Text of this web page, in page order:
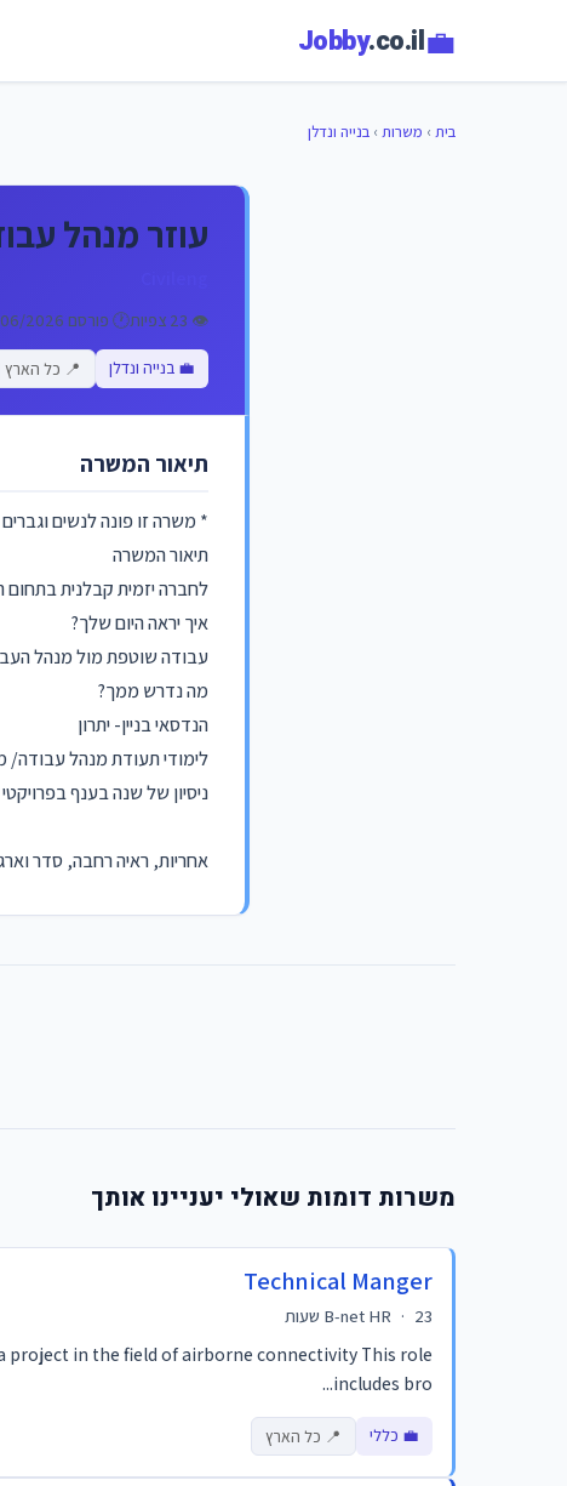
💼
Jobby.co.il
בית › משרות › בנייה ונדלן
עוזר מנהל
👁️ 23 צפיות 🕐 פורסם 02/06/2026
💼 בנייה ונדלן 📍 כל הארץ
תיאור המשרה
* משרה זו פונה לנשים
תיאור המשרה
לחברה יזמית קבלנית בתחום
איך יראה היום שלך?
עבודה שוטפת מול מנהל
מה נדרש ממך?
הנדסאי בניין- יתרון
לימודי תעודת מנהל עבודה/
ניסיון של שנה בענף
אחריות, ראיה רחבה, סדר
משרות דומות שאולי יעניינו אותך
Technical Manger
B-net HR · 23 שעות
project in the field of airborne connectivity This role
includes bro...
💼 כללי 📍 כל הארץ